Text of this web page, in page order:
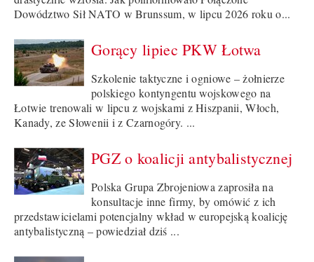
Dowództwo Sił NATO w Brunssum, w lipcu 2026 roku o...
Gorący lipiec PKW Łotwa
Szkolenie taktyczne i ogniowe – żołnierze
polskiego kontyngentu wojskowego na
Łotwie trenowali w lipcu z wojskami z Hiszpanii, Włoch,
Kanady, ze Słowenii i z Czarnogóry. ...
PGZ o koalicji antybalistycznej
Polska Grupa Zbrojeniowa zaprosiła na
konsultacje inne firmy, by omówić z ich
przedstawicielami potencjalny wkład w europejską koalicję
antybalistyczną – powiedział dziś ...